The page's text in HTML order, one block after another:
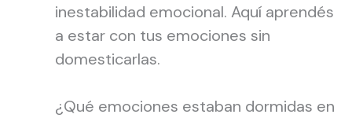
inestabilidad emocional. Aquí aprendés
a estar con tus emociones sin
domesticarlas.
¿Qué emociones estaban dormidas en